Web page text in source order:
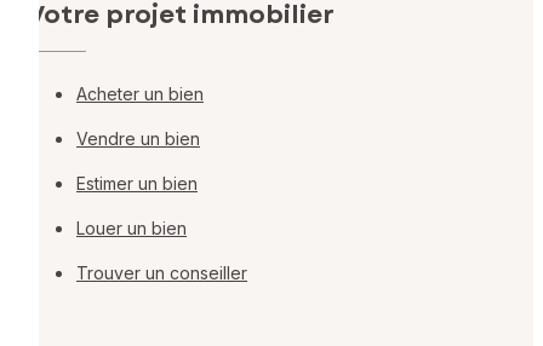
Votre projet immobilier
Acheter un bien
Vendre un bien
Estimer un bien
Louer un bien
Trouver un conseiller